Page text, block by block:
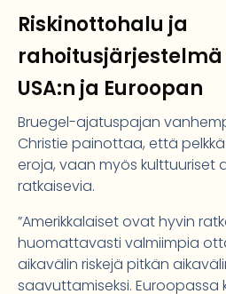
Riskinottohalu ja
USA:n ja Euroopan
Bruegel-ajatuspajan
Christie painottaa, että
eroja, vaan myös kulttuuriset
ratkaisevia.
”Amerikkalaiset ovat hyvin
huomattavasti valmiimpia
aikavälin riskejä pitkän
saavuttamiseksi. Euroopassa